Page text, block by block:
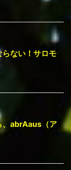
ない！サロモ
、abrAaus（ア